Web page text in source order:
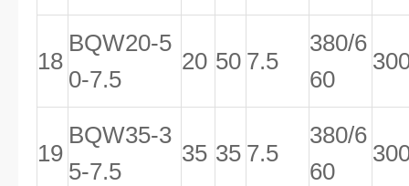
18
BQW20-5
0-7.5
20 50 7.5
380/6
60
19
BQW35-3
5-7.5
35 35 7.5
380/6
60